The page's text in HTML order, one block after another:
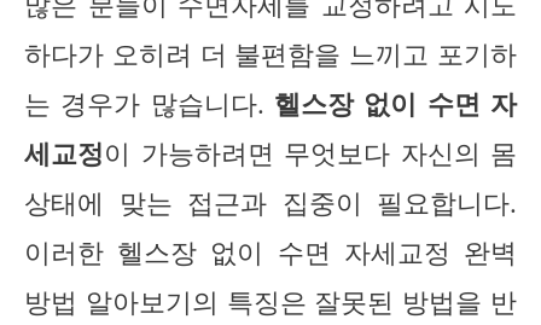
하다가 오히려 더 불편함을 느끼고 포기하
는 경우가 많습니다. 헬스장 없이 수면 자
세교정이 가능하려면 무엇보다 자신의 몸
상태에 맞는 접근과 집중이 필요합니다.
이러한 헬스장 없이 수면 자세교정 완벽
방법 알아보기의 특징은 잘못된 방법을 반